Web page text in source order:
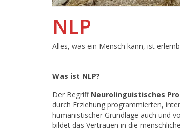
NLP
Alles, was ein Mensch kann, ist
Was ist NLP?
Der Begriff Neurolinguistisches
durch Erziehung programmierten,
humanistischer Grundlage auch und
bildet das Vertrauen in die